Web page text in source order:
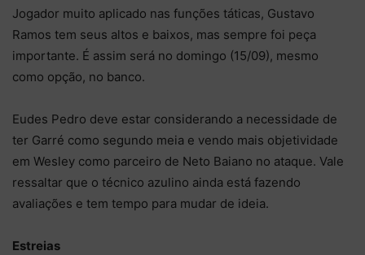
Jogador muito aplicado nas funções táticas, Gustavo
Ramos tem seus altos e baixos, mas sempre foi peça
importante. É assim será no domingo (15/09), mesmo
como opção, no banco.
Eudes Pedro deve estar considerando a necessidade de
ter Garré como segundo meia e vendo mais objetividade
em Wesley como parceiro de Neto Baiano no ataque. Vale
ressaltar que o técnico azulino ainda está fazendo
avaliações e tem tempo para mudar de ideia.
Estreias